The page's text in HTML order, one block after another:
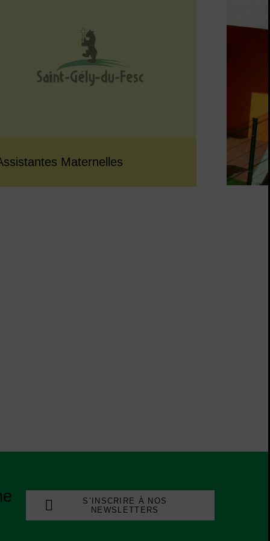
Maternelles
S’INSCRIRE À NOS
NEWSLETTERS